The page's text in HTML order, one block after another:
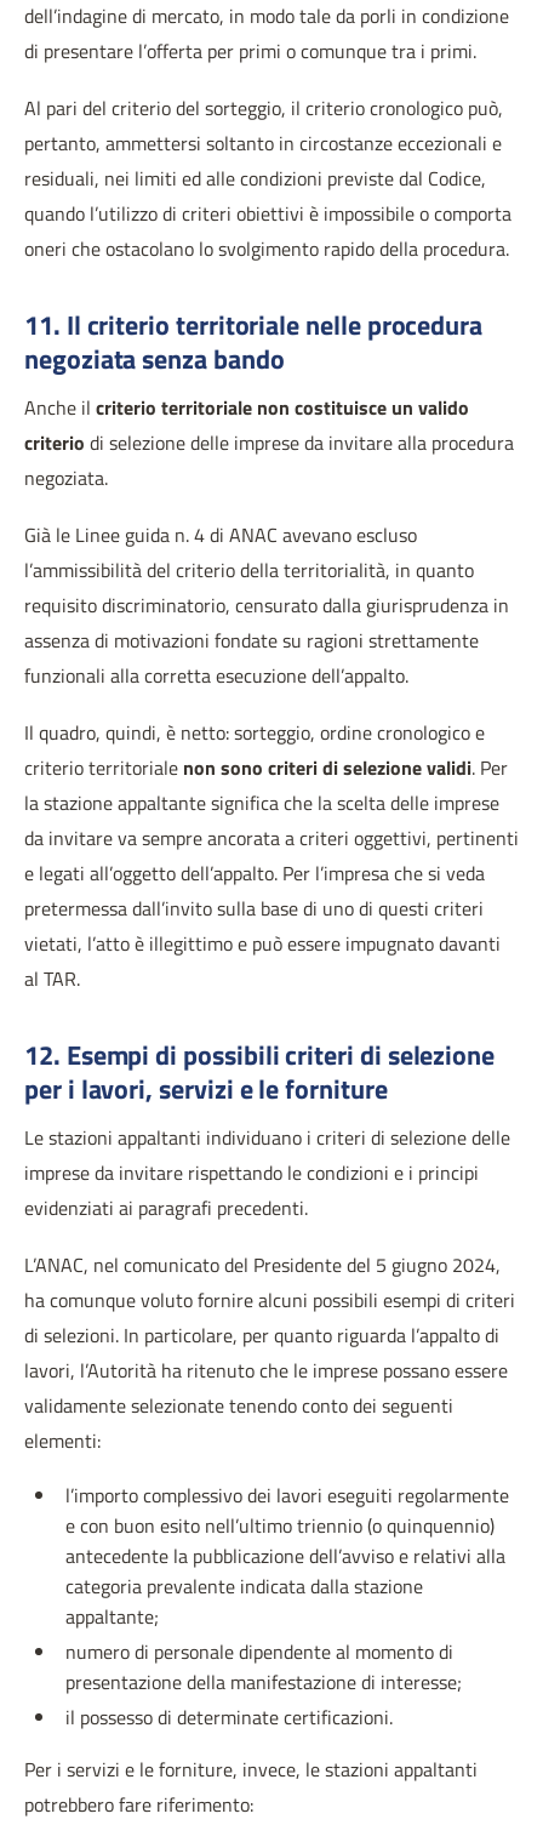
dell’indagine di mercato, in modo tale da porli in condizione
di presentare l’offerta per primi o comunque tra i primi.
Al pari del criterio del sorteggio, il criterio cronologico può,
pertanto, ammettersi soltanto in circostanze eccezionali e
residuali, nei limiti ed alle condizioni previste dal Codice,
quando l’utilizzo di criteri obiettivi è impossibile o comporta
oneri che ostacolano lo svolgimento rapido della procedura.
11. Il criterio territoriale nelle procedura
negoziata senza bando
Anche il criterio territoriale non costituisce un valido
criterio di selezione delle imprese da invitare alla procedura
negoziata.
Già le Linee guida n. 4 di ANAC avevano escluso
l’ammissibilità del criterio della territorialità, in quanto
requisito discriminatorio, censurato dalla giurisprudenza in
assenza di motivazioni fondate su ragioni strettamente
funzionali alla corretta esecuzione dell’appalto.
Il quadro, quindi, è netto: sorteggio, ordine cronologico e
criterio territoriale non sono criteri di selezione validi. Per
la stazione appaltante significa che la scelta delle imprese
da invitare va sempre ancorata a criteri oggettivi, pertinenti
e legati all’oggetto dell’appalto. Per l’impresa che si veda
pretermessa dall’invito sulla base di uno di questi criteri
vietati, l’atto è illegittimo e può essere impugnato davanti
al TAR.
12. Esempi di possibili criteri di selezione
per i lavori, servizi e le forniture
Le stazioni appaltanti individuano i criteri di selezione delle
imprese da invitare rispettando le condizioni e i principi
evidenziati ai paragrafi precedenti.
L’ANAC, nel comunicato del Presidente del 5 giugno 2024,
ha comunque voluto fornire alcuni possibili esempi di criteri
di selezioni. In particolare, per quanto riguarda l’appalto di
lavori, l’Autorità ha ritenuto che le imprese possano essere
validamente selezionate tenendo conto dei seguenti
elementi:
l’importo complessivo dei lavori eseguiti regolarmente
e con buon esito nell’ultimo triennio (o quinquennio)
antecedente la pubblicazione dell’avviso e relativi alla
categoria prevalente indicata dalla stazione
appaltante;
numero di personale dipendente al momento di
presentazione della manifestazione di interesse;
il possesso di determinate certificazioni.
Per i servizi e le forniture, invece, le stazioni appaltanti
potrebbero fare riferimento: